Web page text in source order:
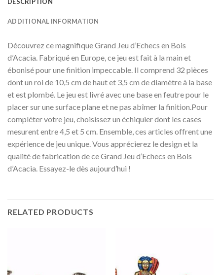
ADDITIONAL INFORMATION
Découvrez ce magnifique Grand Jeu d’Echecs en Bois
d’Acacia. Fabriqué en Europe, ce jeu est fait à la main et
ébonisé pour une finition impeccable. Il comprend 32 pièces
dont un roi de 10,5 cm de haut et 3,5 cm de diamètre à la base
et est plombé. Le jeu est livré avec une base en feutre pour le
placer sur une surface plane et ne pas abîmer la finition.Pour
compléter votre jeu, choisissez un échiquier dont les cases
mesurent entre 4,5 et 5 cm. Ensemble, ces articles offrent une
expérience de jeu unique. Vous apprécierez le design et la
qualité de fabrication de ce Grand Jeu d’Echecs en Bois
d’Acacia. Essayez-le dès aujourd’hui !
RELATED PRODUCTS